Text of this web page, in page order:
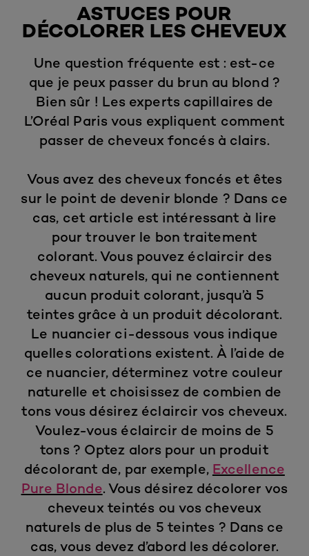
ASTUCES POUR
DÉCOLORER LES CHEVEUX
Une question fréquente est : est-ce
que je peux passer du brun au blond ?
Bien sûr ! Les experts capillaires de
L’Oréal Paris vous expliquent comment
passer de cheveux foncés à clairs.
Vous avez des cheveux foncés et êtes
sur le point de devenir blonde ? Dans ce
cas, cet article est intéressant à lire
pour trouver le bon traitement
colorant. Vous pouvez éclaircir des
cheveux naturels, qui ne contiennent
aucun produit colorant, jusqu’à 5
teintes grâce à un produit décolorant.
Le nuancier ci-dessous vous indique
quelles colorations existent. À l’aide de
ce nuancier, déterminez votre couleur
naturelle et choisissez de combien de
tons vous désirez éclaircir vos cheveux.
Voulez-vous éclaircir de moins de 5
tons ? Optez alors pour un produit
décolorant de, par exemple, Excellence
Pure Blonde. Vous désirez décolorer vos
cheveux teintés ou vos cheveux
naturels de plus de 5 teintes ? Dans ce
cas, vous devez d’abord les décolorer.